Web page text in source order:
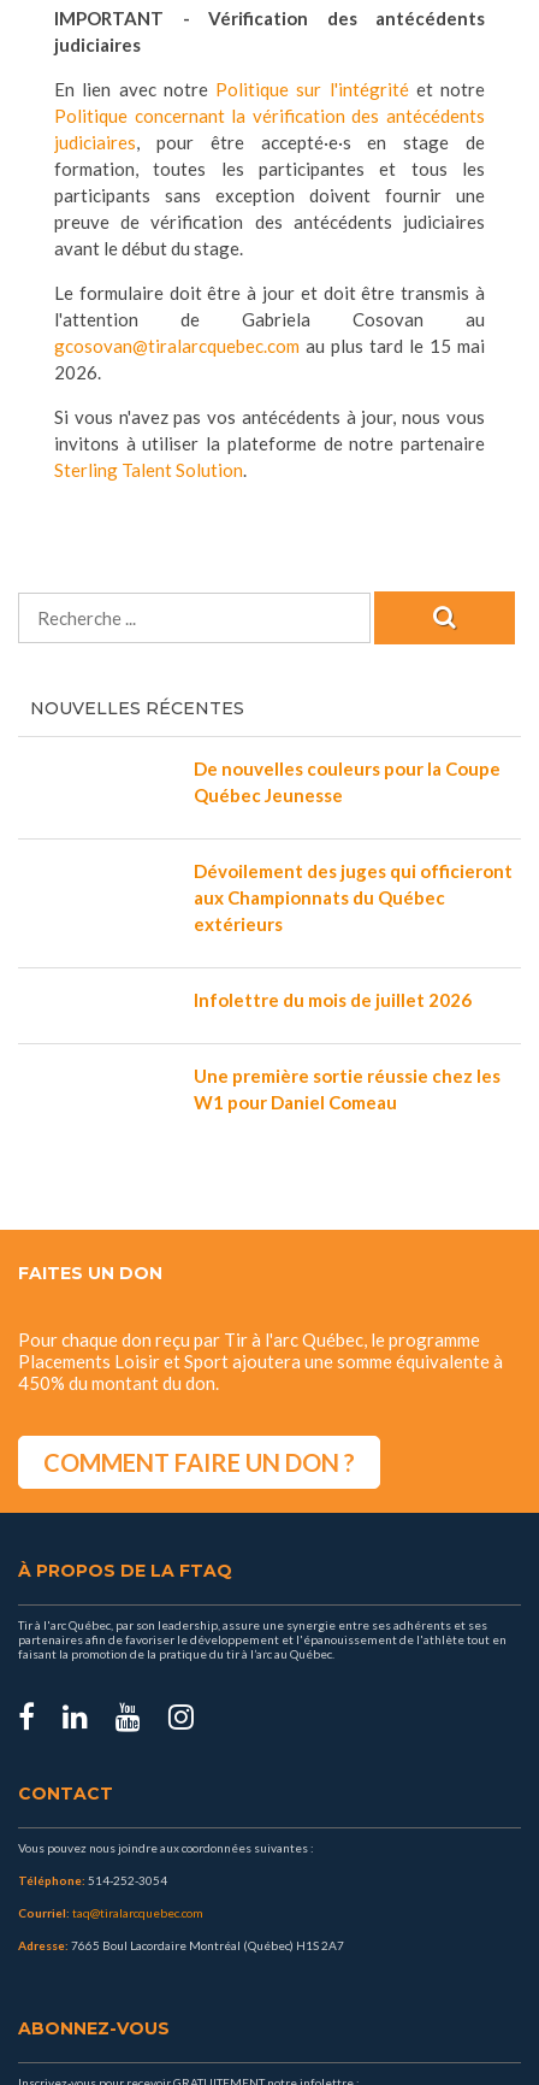
IMPORTANT - Vérification des antécédents
judiciaires
En lien avec notre Politique sur l'intégritéet notre
Politique concernant la vérification des antécédents
judiciaires, pour être accepté·e·s en stage de
formation, toutes les participantes et tous les
participants sans exception doivent fournir une
preuve de vérification des antécédents judiciaires
avant le début du stage.
Le formulaire doit être à jour et doit être transmis à
l'attention de Gabriela Cosovan au
gcosovan@tiralarcquebec.com au plus tard le 15 mai
2026.
Si vous n'avez pas vos antécédents à jour, nous vous
invitons à utiliser la plateforme de notre partenaire
Sterling Talent Solution.
NOUVELLES RÉCENTES
De nouvelles couleurs pour la Coupe
Québec Jeunesse
Dévoilement des juges qui officieront
aux Championnats du Québec
extérieurs
Infolettre du mois de juillet 2026
Une première sortie réussie chez les
W1 pour Daniel Comeau
FAITES UN DON
Pour chaque don reçu par Tir à l'arc Québec, le programme
Placements Loisir et Sport ajoutera une somme équivalente à
450% du montant du don.
COMMENT FAIRE UN DON ?
À PROPOS DE LA FTAQ
Tir à l'arc Québec, par son leadership, assure une synergie entre ses adhérents et ses
partenaires afin de favoriser le développement et l'épanouissement de l'athlète tout en
faisant la promotion de la pratique du tir à l’arc au Québec.
CONTACT
Vous pouvez nous joindre aux coordonnées suivantes :
Téléphone: 514-252-3054
Courriel: taq@tiralarcquebec.com
Adresse: 7665 Boul Lacordaire Montréal (Québec) H1S 2A7
ABONNEZ-VOUS